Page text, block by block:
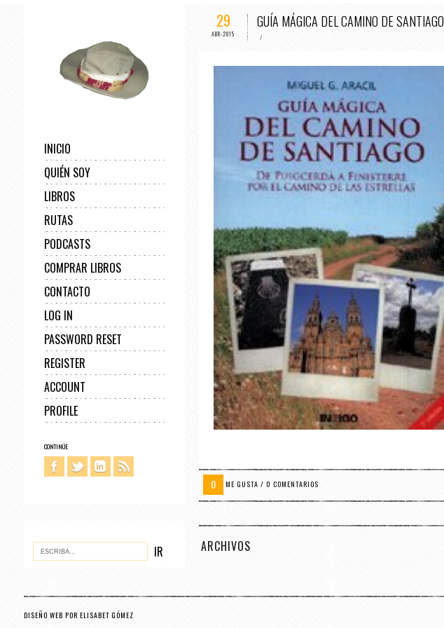
INICIO
QUIÉN SOY
LIBROS
RUTAS
PODCASTS
COMPRAR LIBROS
CONTACTO
LOG IN
PASSWORD RESET
REGISTER
ACCOUNT
PROFILE
CONTINÚE
29
ABR-2015
GUÍA MÁGICA DEL CAMINO DE SANTIAGO
/
0 ME GUSTA / 0 COMENTARIOS
ARCHIVOS
DISEÑO WEB POR ELISABET GÓMEZ